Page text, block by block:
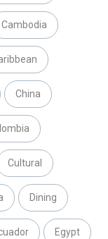
Cambodia
China
Cultural
Dining
Egypt